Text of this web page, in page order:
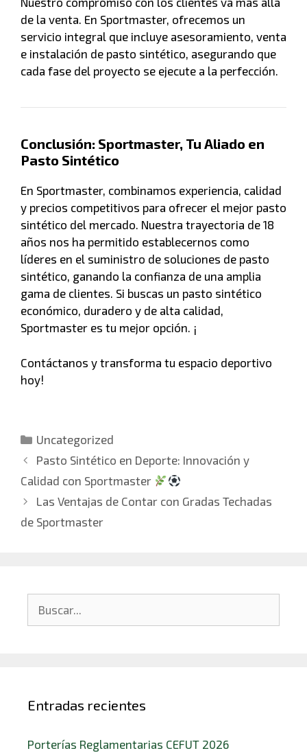
de la venta. En Sportmaster, ofrecemos un
servicio integral que incluye asesoramiento, venta
e instalación de pasto sintético, asegurando que
cada fase del proyecto se ejecute a la perfección.
Conclusión: Sportmaster, Tu Aliado en
Pasto Sintético
En Sportmaster, combinamos experiencia, calidad
y precios competitivos para ofrecer el mejor pasto
sintético del mercado. Nuestra trayectoria de 18
años nos ha permitido establecernos como
líderes en el suministro de soluciones de pasto
sintético, ganando la confianza de una amplia
gama de clientes. Si buscas un pasto sintético
económico, duradero y de alta calidad,
Sportmaster es tu mejor opción. ¡
Contáctanos y transforma tu espacio deportivo
hoy!
Uncategorized
Pasto Sintético en Deporte: Innovación y
Calidad con Sportmaster
Las Ventajas de Contar con Gradas Techadas
de Sportmaster
Entradas recientes
Porterías Reglamentarias CEFUT 2026